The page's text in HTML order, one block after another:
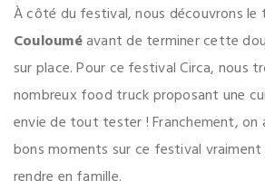
À côté du festival, nous découvrons le
Coulouméavant de terminer cette
sur place. Pour ce festival Circa, nous
nombreux food truck proposant une
envie de tout tester ! Franchement, on
bons moments sur ce festival vraiment
rendre en famille.